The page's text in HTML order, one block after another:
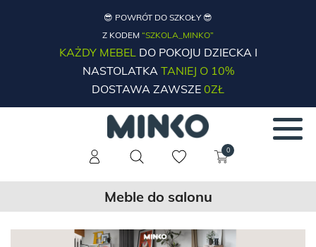
😎 POWRÓT DO SZKOŁY 😎
Z KODEM “SZKOLA_MINKO”
KAŻDY MEBELDO POKOJU DZIECKA I
NASTOLATKATANIEJ O 10%
DOSTAWA ZAWSZE 0ZŁ
0
Meble do salonu